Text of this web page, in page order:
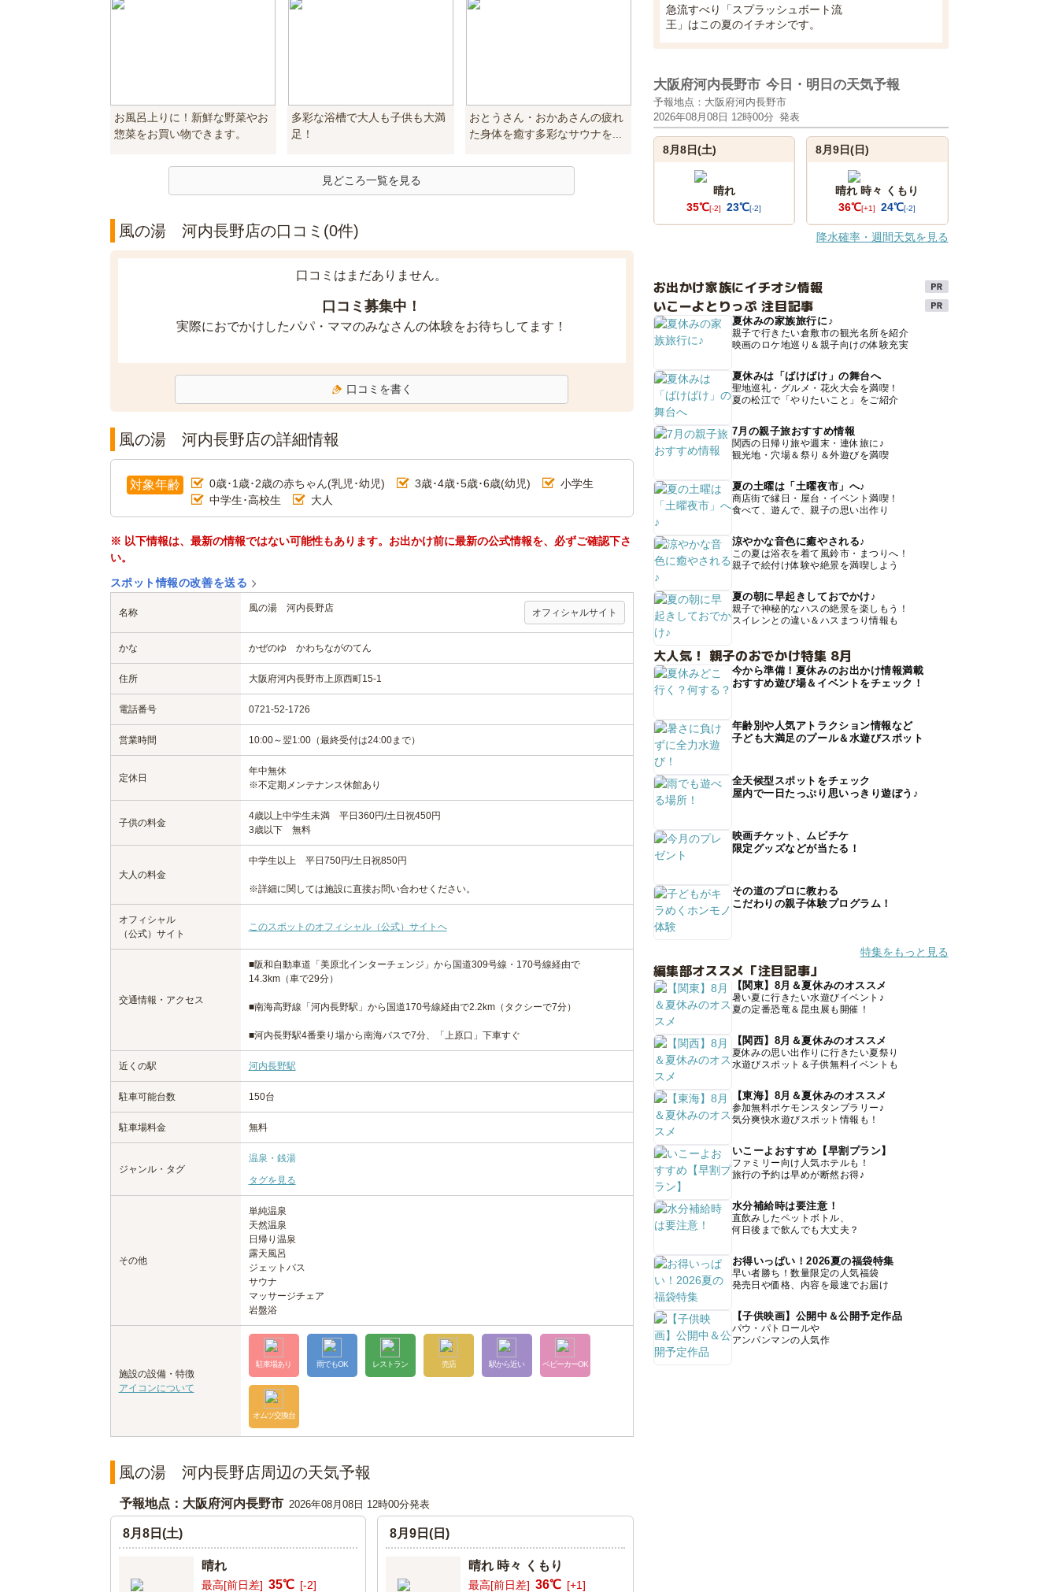
お風呂上りに！新鮮な野菜やお
惣菜をお買い物できます。
多彩な浴槽で大人も子供も大満
足！
おとうさん・おかあさんの疲れ
た身体を癒す多彩なサウナを...
見どころ一覧を見る
風の湯 河内長野店の口コミ(0件)
口コミはまだありません。
口コミ募集中！
実際におでかけしたパパ・ママのみなさんの体験をお待ちしてます！
口コミを書く
風の湯 河内長野店の詳細情報
対象年齢 0歳･1歳･2歳の赤ちゃん(乳児･幼児) 3歳･4歳･5歳･6歳(幼児)
小学生
中学生･高校生
大人
※ 以下情報は、最新の情報ではない可能性もあります。お出かけ前に最新の公式情報を、必ずご確認下さ
い。
スポット情報の改善を送る
名称 風の湯 河内長野店 オフィシャルサイト
かな かぜのゆ かわちながのてん
住所 大阪府河内長野市上原西町15-1
電話番号 0721-52-1726
営業時間 10:00～翌1:00（最終受付は24:00まで）
定休日
年中無休
※不定期メンテナンス休館あり
子供の料金
4歳以上中学生未満 平日360円/土日祝450円
3歳以下 無料
大人の料金
中学生以上 平日750円/土日祝850円
※詳細に関しては施設に直接お問い合わせください。
オフィシャル
（公式）サイト
このスポットのオフィシャル（公式）サイトへ
交通情報・アクセス
■阪和自動車道「美原北インターチェンジ」から国道309号線・170号線経由で
14.3km（車で29分）
■南海高野線「河内長野駅」から国道170号線経由で2.2km（タクシーで7分）
■河内長野駅4番乗り場から南海バスで7分、「上原口」下車すぐ
近くの駅 河内長野駅
駐車可能台数 150台
駐車場料金 無料
ジャンル・タグ
温泉・銭湯
タグを見る
その他
単純温泉
天然温泉
日帰り温泉
露天風呂
ジェットバス
サウナ
マッサージチェア
岩盤浴
施設の設備・特徴
アイコンについて
駐車場あり 雨でもOK レストラン 売店 駅から近い ベビーカーOK
オムツ交換台
風の湯 河内長野店周辺の天気予報
予報地点：大阪府河内長野市 2026年08月08日 12時00分発表
8月8日(土)
晴れ
最高[前日差] 35℃ [-2]
8月9日(日)
晴れ 時々 くもり
最高[前日差] 36℃ [+1]
急流すべり「スプラッシュボート流
王」はこの夏のイチオシです。
大阪府河内長野市 今日・明日の天気予報
予報地点：大阪府河内長野市
2026年08月08日 12時00分 発表
8月8日(土)
晴れ
35℃[-2] 23℃[-2]
8月9日(日)
晴れ 時々 くもり
36℃[+1] 24℃[-2]
降水確率・週間天気を見る
お出かけ家族にイチオシ情報
いこーよとりっぷ 注目記事
夏休みの家族旅行に♪
親子で行きたい倉敷市の観光名所を紹介
映画のロケ地巡り＆親子向けの体験充実
夏休みは「ばけばけ」の舞台へ
聖地巡礼・グルメ・花火大会を満喫！
夏の松江で「やりたいこと」をご紹介
7月の親子旅おすすめ情報
関西の日帰り旅や週末・連休旅に♪
観光地・穴場＆祭り＆外遊びを満喫
夏の土曜は「土曜夜市」へ♪
商店街で縁日・屋台・イベント満喫！
食べて、遊んで、親子の思い出作り
涼やかな音色に癒やされる♪
この夏は浴衣を着て風鈴市・まつりへ！
親子で絵付け体験や絶景を満喫しよう
夏の朝に早起きしておでかけ♪
親子で神秘的なハスの絶景を楽しもう！
スイレンとの違い＆ハスまつり情報も
大人気！ 親子のおでかけ特集 8月
今から準備！夏休みのお出かけ情報満載
おすすめ遊び場＆イベントをチェック！
年齢別や人気アトラクション情報など
子ども大満足のプール＆水遊びスポット
全天候型スポットをチェック
屋内で一日たっぷり思いっきり遊ぼう♪
映画チケット、ムビチケ
限定グッズなどが当たる！
その道のプロに教わる
こだわりの親子体験プログラム！
特集をもっと見る
編集部オススメ「注目記事」
【関東】8月＆夏休みのオススメ
暑い夏に行きたい水遊びイベント♪
夏の定番恐竜＆昆虫展も開催！
【関西】8月＆夏休みのオススメ
夏休みの思い出作りに行きたい夏祭り
水遊びスポット＆子供無料イベントも
【東海】8月＆夏休みのオススメ
参加無料ポケモンスタンプラリー♪
気分爽快水遊びスポット情報も！
いこーよおすすめ【早割プラン】
ファミリー向け人気ホテルも！
旅行の予約は早めが断然お得♪
水分補給時は要注意！
直飲みしたペットボトル、
何日後まで飲んでも大丈夫？
お得いっぱい！2026夏の福袋特集
早い者勝ち！数量限定の人気福袋
発売日や価格、内容を最速でお届け
【子供映画】公開中＆公開予定作品
パウ・パトロールや
アンパンマンの人気作